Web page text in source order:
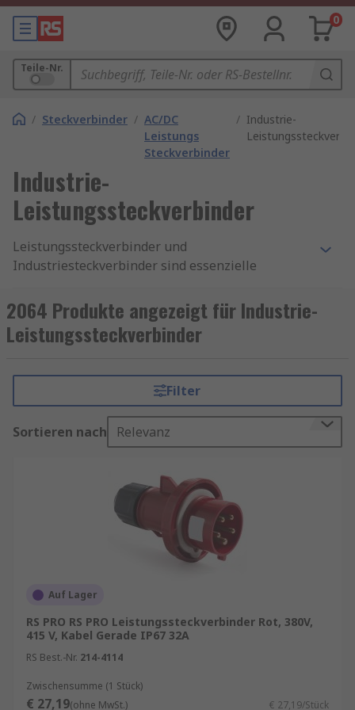
0
Teile-Nr.
/ Steckverbinder / AC/DC
Leistungs
Steckverbinder
/ Industrie-
Industrie-
Leistungssteckverbinder
Leistungssteckverbinder und
Industriesteckverbinder sind essenzielle
Energieübertragung in industriellen
Anwendungen. Sie ermöglichen eine stabile
Stromversorgung in anspruchsvollen
oder Veranstaltungen. Besonders gefragt sind
Leistungssteckverbinder,
Industriesteckverbinder sowie
Hochstromsteckverbinder, die hohe Ströme
langlebig ausgelegt sind.
Wichtige Eigenschaften von
Leistungssteckverbindern
Belastungen und raue Einsatzbedingungen
konzipiert. Sie gewährleisten eine sichere
Verbindung auch bei häufigem Stecken und
Ziehen sowie unter schwierigen
Hochstromsteckverbinder sind für Anwendungen
2064 Produkte angezeigt für Industrie-
Leistungssteckverbinder
Filter
Sortieren nach Relevanz
Auf Lager
RS PRO RS PRO Leistungssteckverbinder Rot, 380V,
415 V, Kabel Gerade IP67 32A
RS Best.-Nr. 214-4114
Zwischensumme (1 Stück)
€ 27,19(ohne MwSt.) € 27,19/Stück